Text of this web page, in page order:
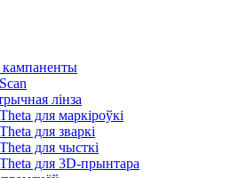
лінза
для маркіроўкі
для зваркі
для чысткі
для 3D-прынтара